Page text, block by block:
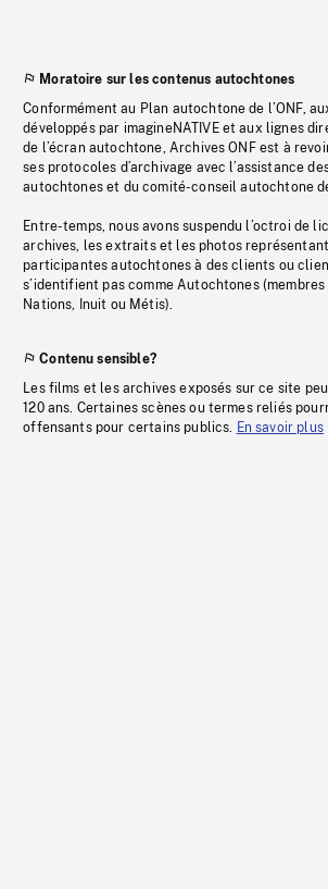
Moratoire sur les contenus autochtones
Conformément au Plan autochtone de l’ONF,
développés par imagineNATIVE et aux lignes
de l’écran autochtone, Archives ONF est à
ses protocoles d’archivage avec l’assistance
autochtones et du comité-conseil autochtone de
Entre-temps, nous avons suspendu l’octroi de
archives, les extraits et les photos
participantes autochtones à des clients ou
s’identifient pas comme Autochtones (membres
Nations, Inuit ou Métis).
Contenu sensible?
Les films et les archives exposés sur ce site
120 ans. Certaines scènes ou termes reliés
offensants pour certains publics. En savoir plus